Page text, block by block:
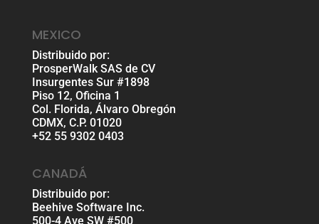
MEXICO
Distribuido por:
ProsperWalk SAS de CV
Insurgentes Sur #1898
Piso 12, Oficina 1
Col. Florida, Álvaro Obregón
CDMX, C.P. 01020
+52 55 9302 0403
CANADÁ
Distribuido por:
Beehive Software Inc.
500-4 Ave SW #500